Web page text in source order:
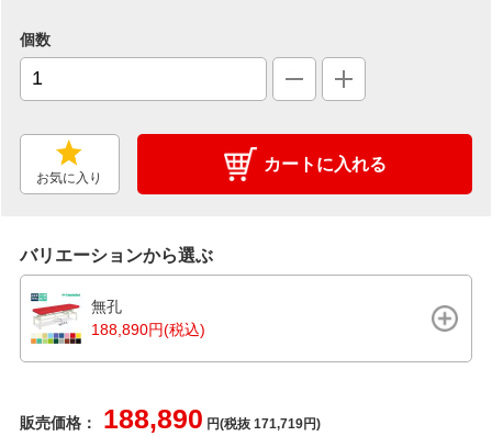
個数
お気に入り
カートに入れる
バリエーションから選ぶ
無孔
188,890円(税込)
販売価格： 188,890 円(税抜 171,719円)